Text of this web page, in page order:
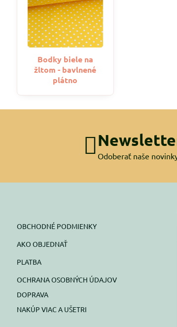
Bodky biele na
žltom - bavlnené
plátno
Odoberať naše
OBCHODNÉ PODMIENKY
AKO OBJEDNAŤ
PLATBA
OCHRANA OSOBNÝCH ÚDAJOV
DOPRAVA
NAKÚP VIAC A UŠETRI